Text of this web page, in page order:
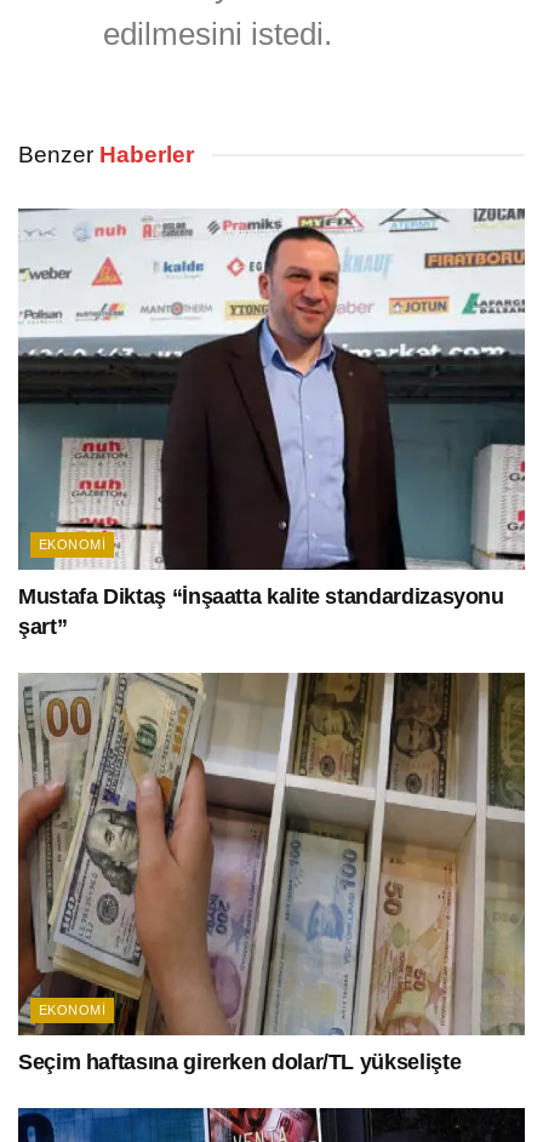
edilmesini istedi.
Benzer Haberler
EKONOMI
Mustafa Diktaş “İnşaatta kalite standardizasyonu
şart”
EKONOMI
Seçim haftasına girerken dolar/TL yükselişte